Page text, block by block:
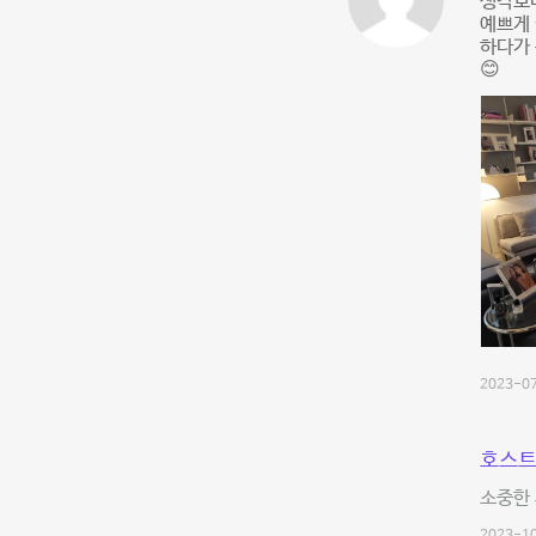
예쁘게
하다가
😊
2023-
호스
소중한